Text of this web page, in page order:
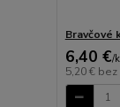
Bravčové
6,40 €/
5,20 € bez